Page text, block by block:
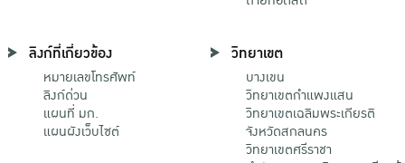
ลิงก์ที่เกี่ยวข้อง
หมายเลขโทรศัพท์
ลิงก์ด่วน
แผนที่ มก.
แผนผังเว็บไซต์
วิทยาเขต
บางเขน
วิทยาเขตกําแพงแสน
วิทยาเขตเฉลิมพระเกียรติ
จังหวัดสกลนคร
วิทยาเขตศรีราชา